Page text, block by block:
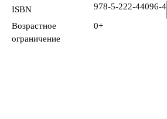
ISBN 978-5-222-44096-4
Возрастное
ограничение
0+